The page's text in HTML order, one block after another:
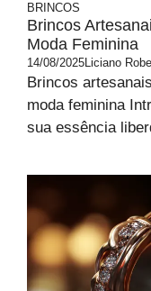
BRINCOS
Brincos
Moda Feminina
14/08/2025Liciano
Brincos
moda feminina
sua essência